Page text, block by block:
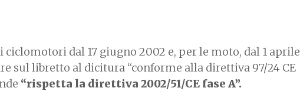
ciclomotori dal 17 giugno 2002 e, per le moto, dal 1 aprile
sul libretto al dicitura “conforme alla direttiva 97/24 CE
“rispetta la direttiva 2002/51/CE fase A”.